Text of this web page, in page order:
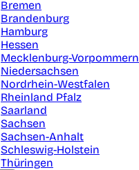
Bremen
Brandenburg
Hamburg
Hessen
Mecklenburg-Vorpommern
Niedersachsen
Nordrhein-Westfalen
Rheinland Pfalz
Saarland
Sachsen
Sachsen-Anhalt
Schleswig-Holstein
Thüringen